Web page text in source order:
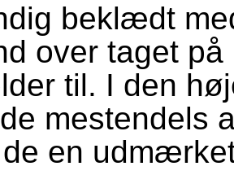
beklædt
over taget
til. I den
mestendels
en